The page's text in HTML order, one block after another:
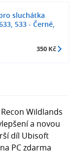
sluchátka
533 - Černé,
350 Kč